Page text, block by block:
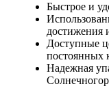
Быстрое и
достижения
Доступные
постоянных
Надежная